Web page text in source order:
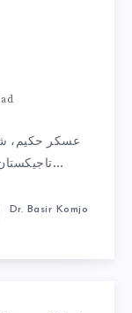
عسکر حکیم،
تاجیکستان تاجیک ایرانی، در دهم اکتبر 1946 در…
Dr. Basir Komjo